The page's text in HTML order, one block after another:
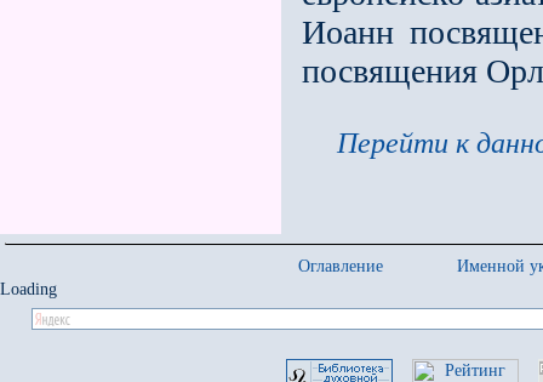
Иоанн
посвя­щения
Перейти к
Оглавление
Именной
Loading